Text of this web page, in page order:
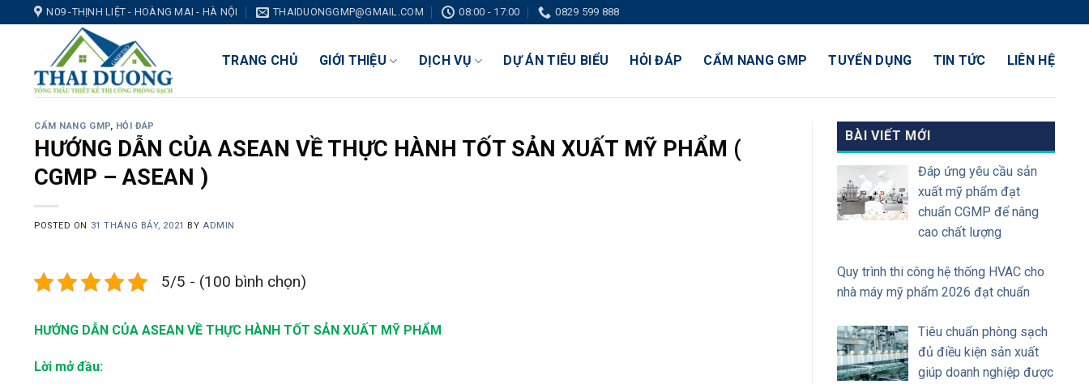
N09 -THỊNH LIỆT - HOÀNG MAI - HÀ NỘI THAIDUONGGMP@GMAIL.COM 08:00 - 17:00 0829 599 888
TRANG CHỦ GIỚI THIỆU DỊCH VỤ DỰ ÁN TIÊU BIỂU HỎI ĐÁP CẨM NANG GMP TUYỂN DỤNG TIN TỨC LIÊN HỆ
CẨM NANG GMP, HỎI ĐÁP
HƯỚNG DẪN CỦA ASEAN VỀ THỰC HÀNH TỐT SẢN XUẤT MỸ PHẨM (
CGMP – ASEAN )
POSTED ON 31 THÁNG BẢY, 2021 BY ADMIN
5/5 - (100 bình chọn)
HƯỚNG DẪN CỦA ASEAN VỀ THỰC HÀNH TỐT SẢN XUẤT MỸ PHẨM
Lời mở đầu:
BÀI VIẾT MỚI
Đáp ứng yêu cầu sản
xuất mỹ phẩm đạt
chuẩn CGMP để nâng
cao chất lượng
Quy trình thi công hệ thống HVAC cho
nhà máy mỹ phẩm 2026 đạt chuẩn
Tiêu chuẩn phòng sạch
đủ điều kiện sản xuất
giúp doanh nghiệp được